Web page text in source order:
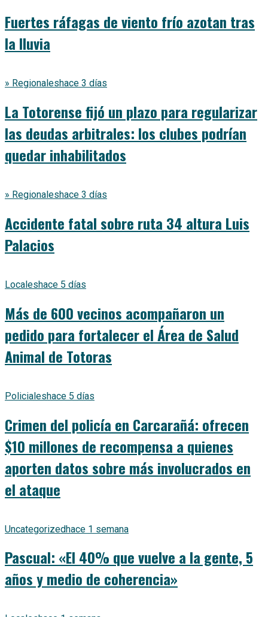
Fuertes ráfagas de viento frío azotan tras
la lluvia
» Regionaleshace 3 días
La Totorense fijó un plazo para regularizar
las deudas arbitrales: los clubes podrían
quedar inhabilitados
» Regionaleshace 3 días
Accidente fatal sobre ruta 34 altura Luis
Palacios
Localeshace 5 días
Más de 600 vecinos acompañaron un
pedido para fortalecer el Área de Salud
Animal de Totoras
Policialeshace 5 días
Crimen del policía en Carcarañá: ofrecen
$10 millones de recompensa a quienes
aporten datos sobre más involucrados en
el ataque
Uncategorizedhace 1 semana
Pascual: «El 40% que vuelve a la gente, 5
años y medio de coherencia»